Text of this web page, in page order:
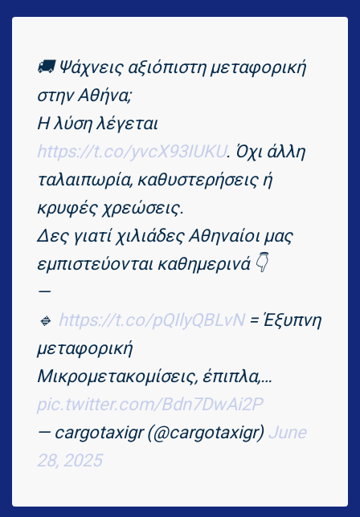
🚚 Ψάχνεις αξιόπιστη μεταφορική
στην Αθήνα;
Η λύση λέγεται
https://t.co/yvcX93IUKU. Όχι άλλη
ταλαιπωρία, καθυστερήσεις ή
κρυφές χρεώσεις.
Δες γιατί χιλιάδες Αθηναίοι μας
εμπιστεύονται καθημερινά 👇
—
🔹 https://t.co/pQIlyQBLvN= Έξυπνη
μεταφορική
Μικρομετακομίσεις, έπιπλα,…
pic.twitter.com/Bdn7DwAi2P
— cargotaxigr (@cargotaxigr) June
28, 2025